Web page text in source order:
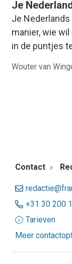
Je
Je
manier, wie
in de puntjes
Wouter van
Contact
+31 30 200
Tarieven
Meer